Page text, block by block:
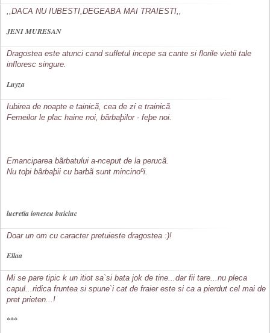
,,DACA NU IUBESTI,DEGEABA MAI TRAIESTI,,
JENI MURESAN
Dragostea este atunci cand sufletul incepe sa cante si florile vietii tale
infloresc singure.
Luyza
Iubirea de noapte e tainicã, cea de zi e trainicã.
Femeilor le plac haine noi, bãrbaþilor - feþe noi.
Emanciparea bãrbatului a-nceput de la perucã.
Nu toþi bãrbaþii cu barbã sunt mincinoºi.
lucretia ionescu buiciuc
Doar un om cu caracter pretuieste dragostea :)!
Ellaa
Mi se pare tipic k un itiot sa`si bata jok de tine...dar fii tare...nu pleca
capul...ridica fruntea si spune`i cat de fraier este si ca a pierdut cel mai de
pret prieten...!
***